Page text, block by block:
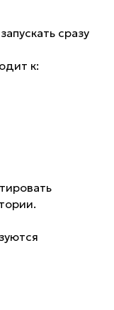
сразу
к: